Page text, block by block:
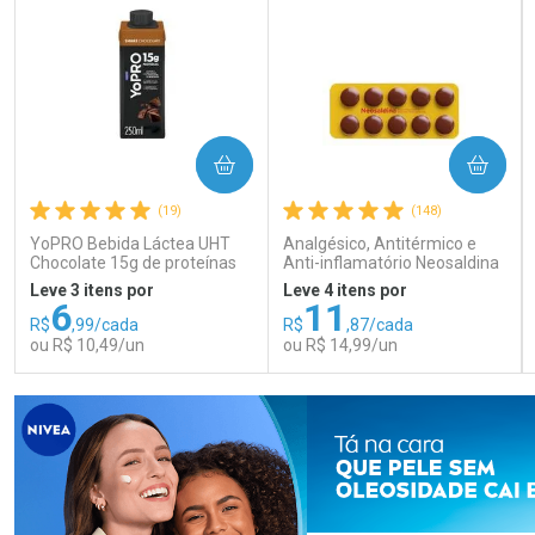
(19)
YoPRO Bebida Láctea UHT
Chocolate 15g de proteínas
250ml
Leve 3 itens por
R$6,99/cada
ou R$ 10,49/un
COMPRAR
FECHAR
Laboratório
FECHAR
Por Menos
(148)
Analgésico, Antitérmico e
Anti-inflamatório Neosaldina
30mg + 300mg + 30mg 10
Drágeas
Leve 4 itens por
R$11 ,87/cada
ou R$ 14,99/un
COMPRAR
Laboratório
Por Menos